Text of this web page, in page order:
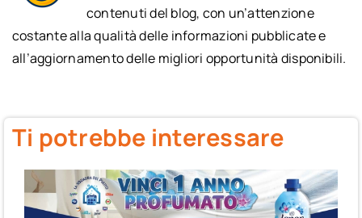
contenuti del blog, con un’attenzione
costante alla qualità delle informazioni pubblicate e
all’aggiornamento delle migliori opportunità disponibili.
Ti potrebbe interessare